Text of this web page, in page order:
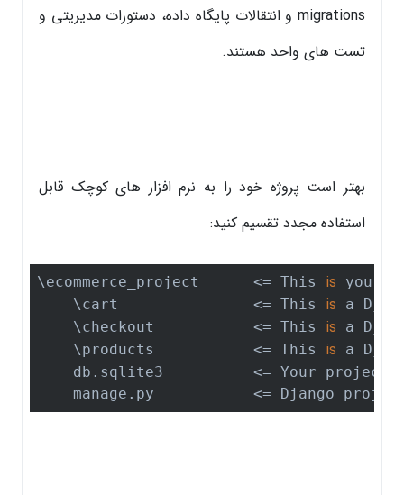
migrations و انتقالات پایگاه داده، دستورات مدیریتی و
تست های واحد هستند.
بهتر است پروژه خود را به نرم افزار های کوچک قابل
استفاده مجدد تقسیم کنید:
\ecommerce_project      <= This is your
    \cart               <= This
is a
    \checkout           <= This
is a
    \products           <= This
is a
db.sqlite3          <= Your project
manage.py           <= Django